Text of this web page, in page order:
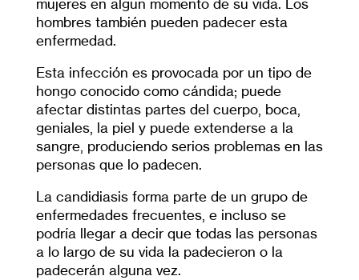
mujeres en algún momento de su vida. Los
hombres también pueden padecer esta
enfermedad.
Esta infección es provocada por un tipo de
hongo conocido como cándida; puede
afectar distintas partes del cuerpo, boca,
geniales, la piel y puede extenderse a la
sangre, produciendo serios problemas en las
personas que lo padecen.
La candidiasis forma parte de un grupo de
enfermedades frecuentes, e incluso se
podría llegar a decir que todas las personas
a lo largo de su vida la padecieron o la
padecerán alguna vez.